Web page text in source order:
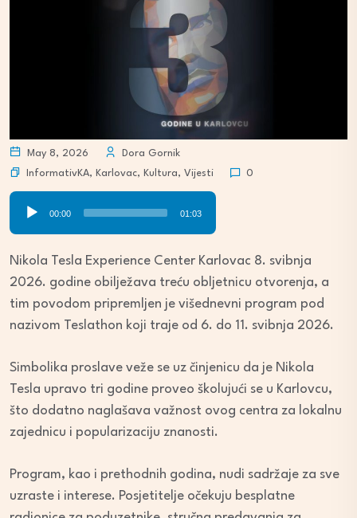
May 8, 2026
Dora Gornik
InformativKA, Karlovac, Kultura, Vijesti 0
00:00 01:03
Nikola Tesla Experience Center Karlovac 8. svibnja
2026. godine obilježava treću obljetnicu otvorenja, a
tim povodom pripremljen je višednevni program pod
nazivom Teslathon koji traje od 6. do 11. svibnja 2026.
Simbolika proslave veže se uz činjenicu da je Nikola
Tesla upravo tri godine proveo školujući se u Karlovcu,
što dodatno naglašava važnost ovog centra za lokalnu
zajednicu i popularizaciju znanosti.
Program, kao i prethodnih godina, nudi sadržaje za sve
uzraste i interese. Posjetitelje očekuju besplatne